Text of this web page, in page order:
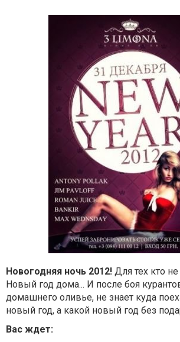
Новогодняя ночь 2012! Для тех кто не
Новый год дома... И после боя
домашнего оливье, не знает куда
новый год, а какой новый год без
Вас ждет: